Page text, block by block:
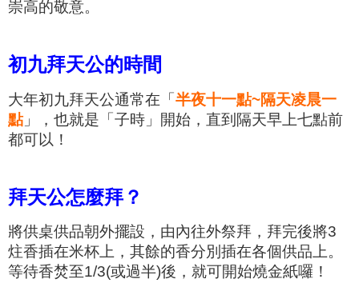
崇高的敬意。
初九拜天公的時間
大年初九拜天公通常在 「半夜十一點~隔天凌晨一
點」 ， 也就是 「子時 」 開始 ， 直到隔天早上七點前
都可以！
拜天公怎麼拜？
將供桌供品朝外擺設，由內往外祭拜，拜完後將3
炷香插在米杯上，其餘的香分別插在各個供品上。
等待香焚至1/3(或過半)後，就可開始燒金紙囉！